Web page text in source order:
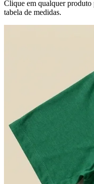
Clique em qualquer produto
tabela de medidas.